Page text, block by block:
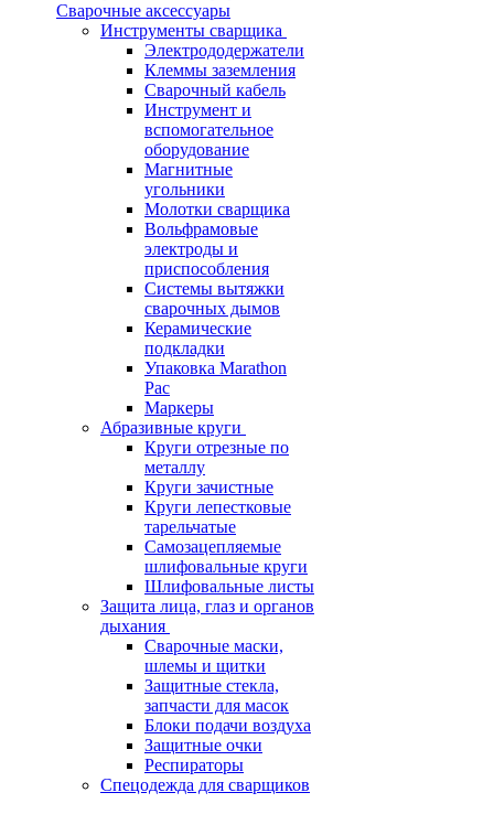
Сварочные аксессуары
Инструменты сварщика
Электрододержатели
Клеммы заземления
Сварочный кабель
Инструмент и
вспомогательное
оборудование
Магнитные
угольники
Молотки сварщика
Вольфрамовые
электроды и
приспособления
Системы вытяжки
сварочных дымов
Керамические
подкладки
Упаковка Marathon
Pac
Маркеры
Абразивные круги
Круги отрезные по
металлу
Круги зачистные
Круги лепестковые
тарельчатые
Самозацепляемые
шлифовальные круги
Шлифовальные листы
Защита лица, глаз и органов
дыхания
Сварочные маски,
шлемы и щитки
Защитные стекла,
запчасти для масок
Блоки подачи воздуха
Защитные очки
Респираторы
Спецодежда для сварщиков